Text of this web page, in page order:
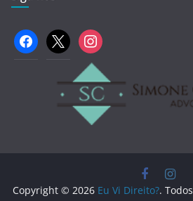
facebook
x instagram
Copyright © 2026 Eu Vi Direito?.